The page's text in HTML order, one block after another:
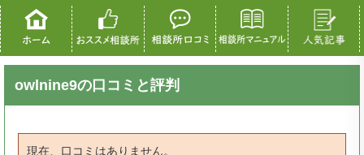
owlnine9の口コミと評判
現在、口コミはありません。